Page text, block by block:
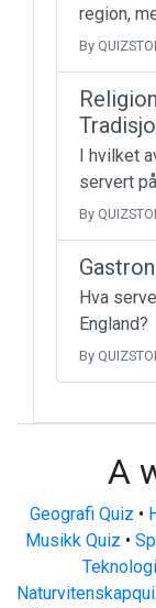
region,
By
I hvilket
servert
By
Hva
England?
By
A
Geografi Quiz •
Musikk Quiz •